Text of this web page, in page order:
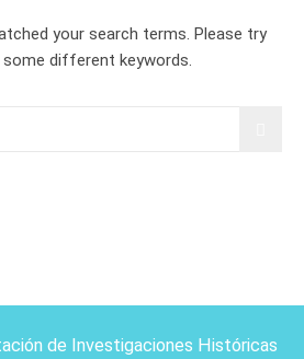
your search terms. Please try
some different keywords.
de Investigaciones Históricas